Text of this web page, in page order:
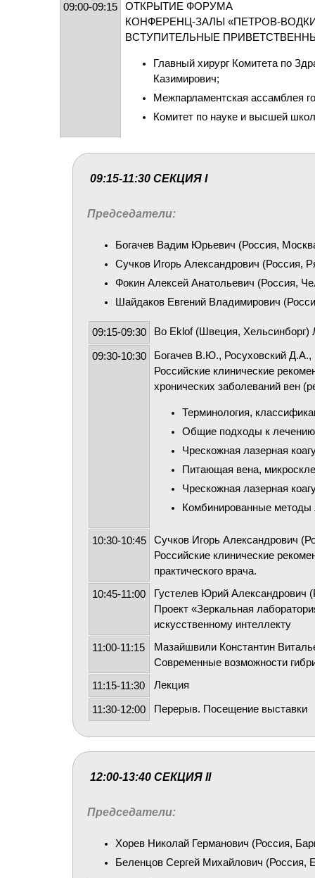
09:00-09:15
ОТКРЫТИЕ ФОРУМА
КОНФЕРЕНЦ-ЗАЛЫ «ПЕТРОВ-
ВСТУПИТЕЛЬНЫЕ
Главный хирург Комитета по
Казимирович;
Межпарламентская ассамблея
Комитет по науке и высшей
09:15-11:30 СЕКЦИЯ I
Председатели:
Богачев Вадим Юрьевич (Россия,
Сучков Игорь Александрович (Россия,
Фокин Алексей Анатольевич (Россия,
Шайдаков Евгений Владимирович
09:15-09:30 Bo Eklof (Швеция, Хельсинборг)
09:30-10:30
Богачев В.Ю., Росуховский
Российские клинические
хронических заболеваний вен
Терминология,
Общие подходы к
Чрескожная лазерная
Питающая вена,
Чрескожная лазерная
Комбинированные методы
10:30-10:45
Сучков Игорь Александрович
Российские клинические
практического врача.
10:45-11:00
Густелев Юрий Александрович
Проект «Зеркальная
искусственному интеллекту
11:00-11:15
Мазайшвили Константин
Современные возможности
11:15-11:30 Лекция
11:30-12:00 Перерыв. Посещение выставки
12:00-13:40 СЕКЦИЯ II
Председатели:
Хорев Николай Германович (Россия,
Беленцов Сергей Михайлович (Россия,